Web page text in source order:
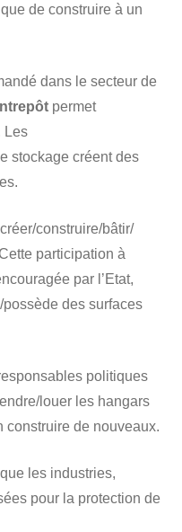
de construire à un
dans le secteur de
permet
Les
stockage créent des
construire/bâtir/
participation à
par l’Etat,
des surfaces
politiques
louer les hangars
construire de nouveaux.
les industries,
pour la protection de